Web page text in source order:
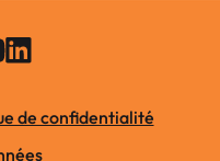
de confidentialité